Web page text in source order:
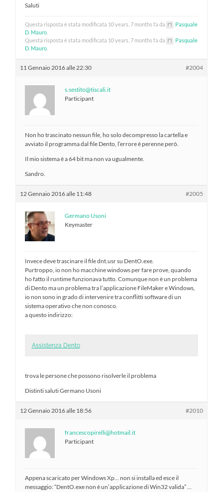
Saluti
Questa risposta è stata modificata 10 years, 7 months fa da
Pasquale
D. Mauro
Questa risposta è stata modificata 10 years, 7 months fa da
Pasquale
D. Mauro
11 Gennaio 2016 alle 22:30 #2004
s.sestito@tiscali.it
Participant
Non ho trascinato nessun file, ho solo decompresso la cartella e
avviato il programma dal file Dento, l’errore è perenne però.
Il mio sistema è a 64 bit ma non va ugualmente.
Sandro.
12 Gennaio 2016 alle 11:48 #2005
Germano Usoni
Keymaster
Invece deve trascinare il file dnt.usr su DentO.exe.
Purtroppo, io non ho macchine windows per fare prove, quando
ho fatto il runtime funzionava tutto. Comunque non è un problema
di Dento ma un problema tra l’applicazione FileMaker e Windows,
io non sono in grado di intervenire tra conflitti software di un
sistema operativo che non conosco.
a questo indirizzo:
Assistenza Dento
trova le persone che possono risolverle il problema
Distinti saluti Germano Usoni
12 Gennaio 2016 alle 18:56 #2010
francescopirelli@hotmail.it
Participant
Appena scaricato per Windows Xp… non si installa ed esce il
messaggio: “DentO.exe non è un’applicazione di Win32 valida” …